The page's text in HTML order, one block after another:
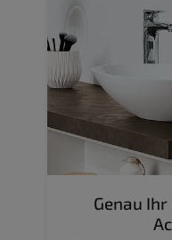
Genau